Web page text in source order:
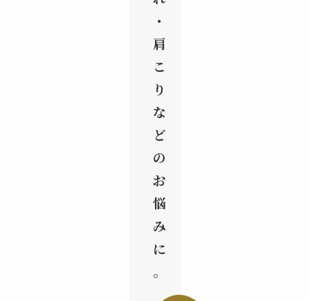
・
肩
こ
り
な
ど
の
お
悩
み
に
。